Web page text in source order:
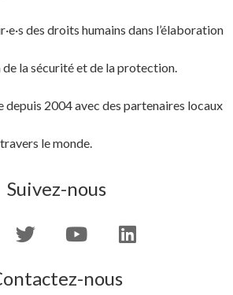
des droits humains dans l’élaboration
la sécurité et de la protection.
2004 avec des partenaires locaux
le monde.
Suivez-nous
nous